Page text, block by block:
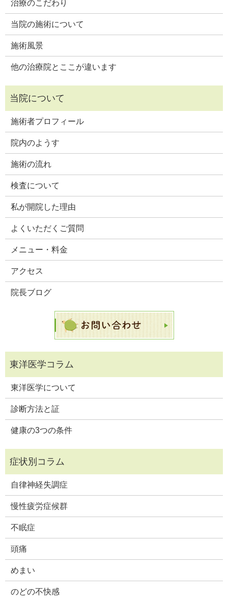
治療のこだわり
当院の施術について
施術風景
他の治療院とここが違います
施術者プロフィール
院内のようす
施術の流れ
検査について
私が開院した理由
よくいただくご質問
メニュー・料金
アクセス
院長ブログ
東洋医学について
診断方法と証
健康の3つの条件
自律神経失調症
慢性疲労症候群
不眠症
頭痛
めまい
のどの不快感